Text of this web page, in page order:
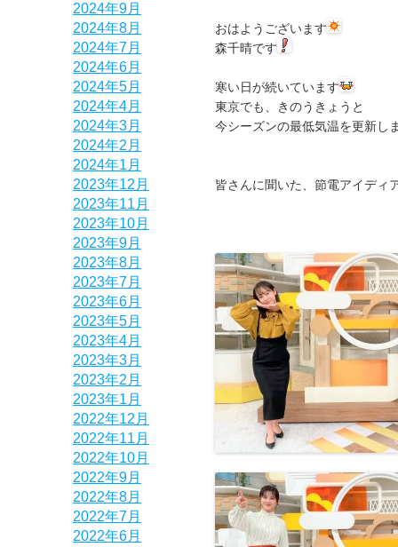
2024年9月
2024年8月
2024年7月
2024年6月
2024年5月
2024年4月
2024年3月
2024年2月
2024年1月
2023年12月
2023年11月
2023年10月
2023年9月
2023年8月
2023年7月
2023年6月
2023年5月
2023年4月
2023年3月
2023年2月
2023年1月
2022年12月
2022年11月
2022年10月
2022年9月
2022年8月
2022年7月
2022年6月
おはようございます
森千晴です
寒い日が続いています
東京でも、きのうきょうと
今シーズンの最低気温を更新し
皆さんに聞いた、節電アイディ